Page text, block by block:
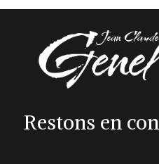
Restons en